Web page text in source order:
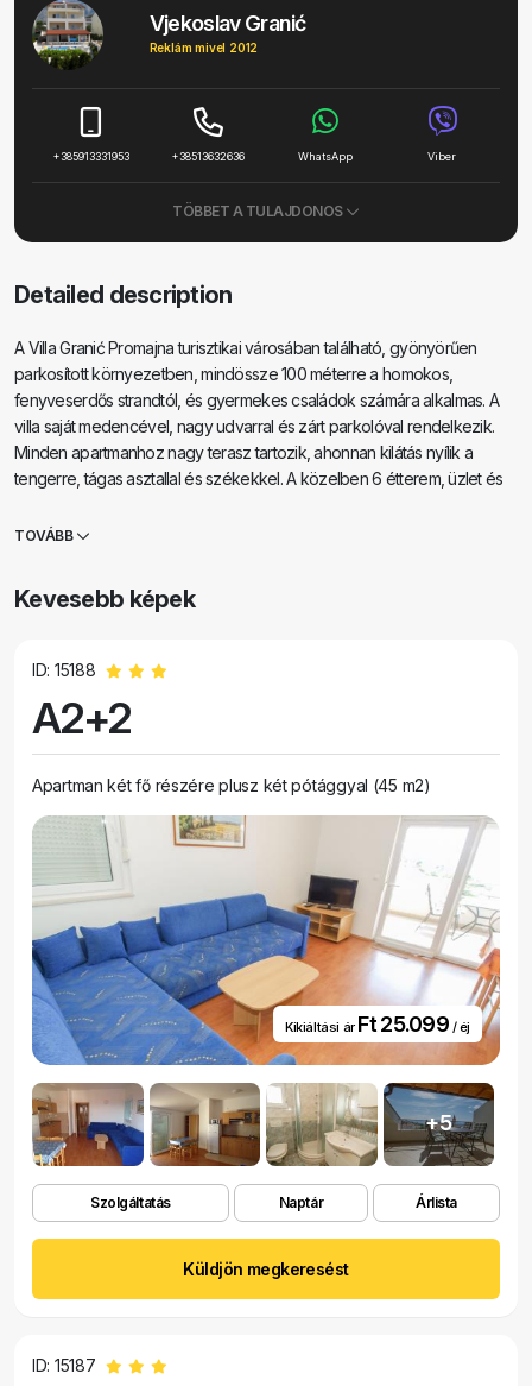
Vjekoslav Granić
Reklám mivel 2012
+385913331953 +38513632636 WhatsApp Viber
TÖBBET A TULAJDONOS
Detailed description
A Villa Granić Promajna turisztikai városában található, gyönyörűen
parkosított környezetben, mindössze 100 méterre a homokos,
fenyveserdős strandtól, és gyermekes családok számára alkalmas. A
villa saját medencével, nagy udvarral és zárt parkolóval rendelkezik.
Minden apartmanhoz nagy terasz tartozik, ahonnan kilátás nyílik a
tengerre, tágas asztallal és székekkel. A közelben 6 étterem, üzlet és
található, amely ingyenesen használható.
TOVÁBB
Kevesebb képek
ID: 15188
A2+2
Apartman két fő részére plusz két pótággyal (45 m2)
Kikiáltási ár Ft 25.099 / éj
+5
Szolgáltatás Naptár Árlista
Küldjön megkeresést
ID: 15187